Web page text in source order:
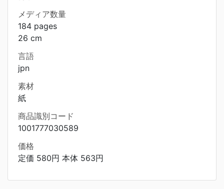
メディア数量
184 pages
26 cm
言語
jpn
素材
紙
商品識別コード
1001777030589
価格
定価 580円 本体 563円